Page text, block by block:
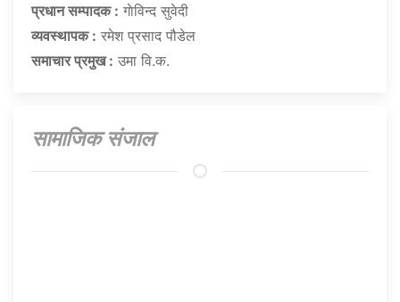
प्रधान सम्पादक : गाेविन्द सुवेदी
व्यवस्थापक : रमेश प्रसाद पौडेल
समाचार प्रमुख : उमा वि.क.
सामाजिक संजाल